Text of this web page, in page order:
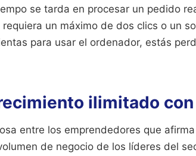
se tarda en procesar un pedido
un máximo de dos clics o un
para usar el ordenador, estás
ilimitado
entre los emprendedores que
de negocio de los líderes del